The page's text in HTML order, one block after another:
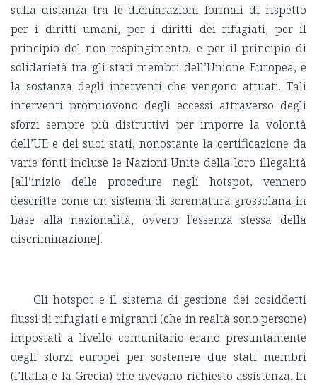
sulla distanza tra le dichiarazioni formali di rispetto
per i diritti umani, per i diritti dei rifugiati, per il
principio del non respingimento, e per il principio di
solidarietà tra gli stati membri dell’Unione Europea, e
la sostanza degli interventi che vengono attuati. Tali
interventi promuovono degli eccessi attraverso degli
sforzi sempre più distruttivi per imporre la volontà
dell’UE e dei suoi stati, nonostante la certificazione da
varie fonti incluse le Nazioni Unite della loro illegalità
[all’inizio delle procedure negli hotspot, vennero
descritte come un sistema di scrematura grossolana in
base alla nazionalità, ovvero l’essenza stessa della
discriminazione].
Gli hotspot e il sistema di gestione dei cosiddetti
flussi di rifugiati e migranti (che in realtà sono persone)
impostati a livello comunitario erano presuntamente
degli sforzi europei per sostenere due stati membri
(l’Italia e la Grecia) che avevano richiesto assistenza. In